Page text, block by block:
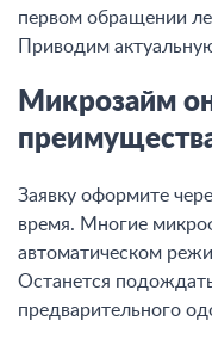
первом обращении
Приводим
Микрозайм
Заявку оформите
время. Многие
автоматическом
Останется
предварительного